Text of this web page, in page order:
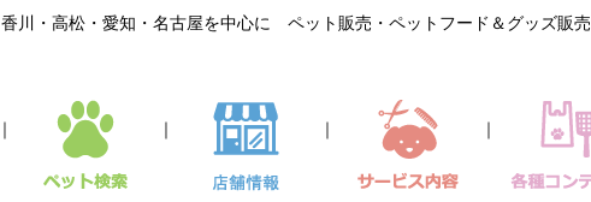
香川・高松・愛知・名古屋を中心に ペット販売・ペットフード＆グッズ販売
｜ ｜ ｜ ｜